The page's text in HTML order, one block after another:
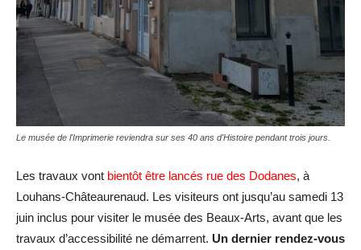
Le musée de l'Imprimerie reviendra sur ses 40 ans d'Histoire pendant trois jours.
Les travaux vont bientôt être lancés rue des Dodanes, à
Louhans-Châteaurenaud. Les visiteurs ont jusqu’au samedi 13
juin inclus pour visiter le musée des Beaux-Arts, avant que les
travaux d’accessibilité ne démarrent. Un dernier rendez-vous